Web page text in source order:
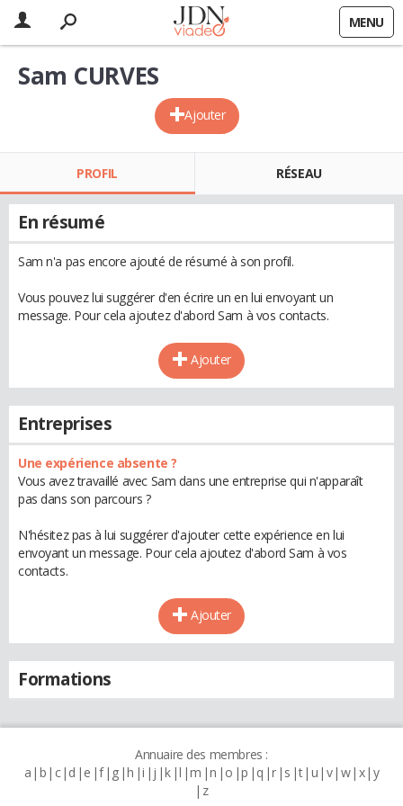
MENU
Ajouter
Sam CURVES
PROFIL RÉSEAU
En résumé
Sam n'a pas encore ajouté de résumé à son profil.
Vous pouvez lui suggérer d'en écrire un en lui envoyant un
message. Pour cela ajoutez d'abord Sam à vos contacts.
Ajouter
Entreprises
Une expérience absente ?
Vous avez travaillé avec Sam dans une entreprise qui n'apparaît
pas dans son parcours ?
N'hésitez pas à lui suggérer d'ajouter cette expérience en lui
envoyant un message. Pour cela ajoutez d'abord Sam à vos
contacts.
Ajouter
Formations
Annuaire des membres :
a b c d e f g h i j k l m n o p q r s t u v w x y
z